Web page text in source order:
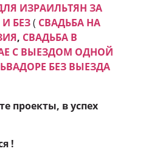
ИЗРАИЛЬТЯН ЗА
БЕЗ( СВАДЬБА НА
, СВАДЬБА В
С ВЫЕЗДОМ ОДНОЙ
БЕЗ ВЫЕЗДА
проекты, в успех
!